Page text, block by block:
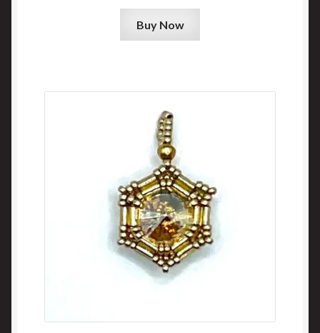
Buy Now